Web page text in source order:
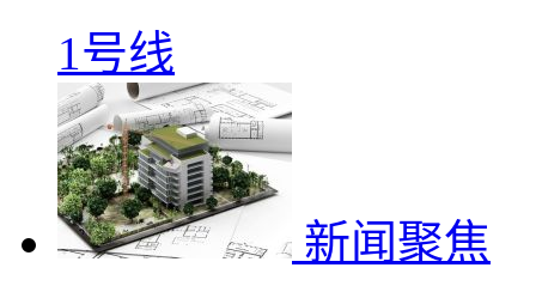
积金业务办理服务。
2021-05-25 09:31
1号线